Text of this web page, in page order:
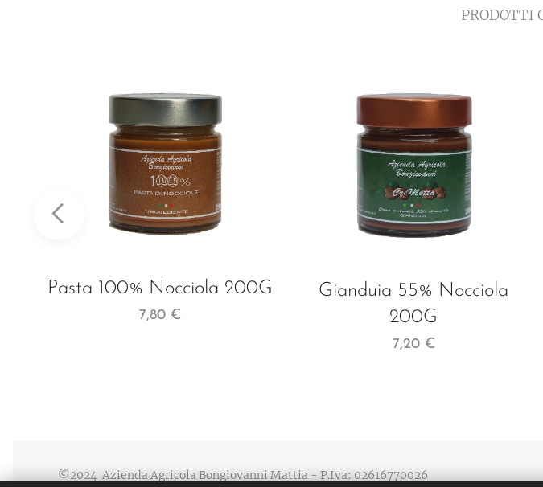
PRODOTTI
Pasta 100% Nocciola 200G
7,80€
Gianduia 55% Nocciola
200G
7,20€
©2024 Azienda Agricola Bongiovanni Mattia - P.Iva: 02616770026